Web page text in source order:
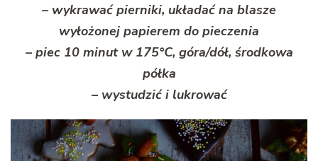
– wykrawać pierniki, układać na blasze
wyłożonej papierem do pieczenia
– piec 10 minut w 175°C, góra/dół, środkowa
półka
– wystudzić i lukrować